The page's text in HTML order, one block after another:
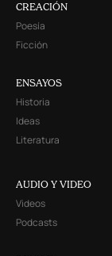
CREACIÓN
Poesía
Ficción
ENSAYOS
Historia
Ideas
Literatura
AUDIO Y VIDEO
Videos
Podcasts